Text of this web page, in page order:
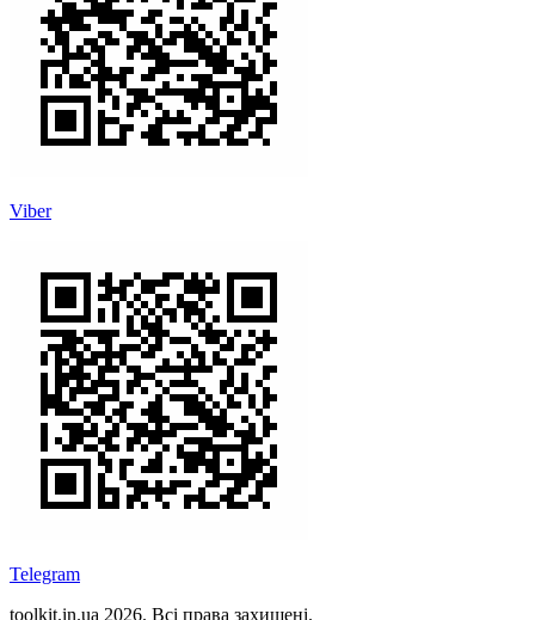
Viber
Telegram
toolkit.in.ua 2026. Всі права захищені.